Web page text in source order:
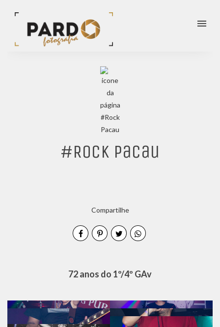
menu
#Rock Pacau
Compartilhe
72 anos do 1º/4º GAv